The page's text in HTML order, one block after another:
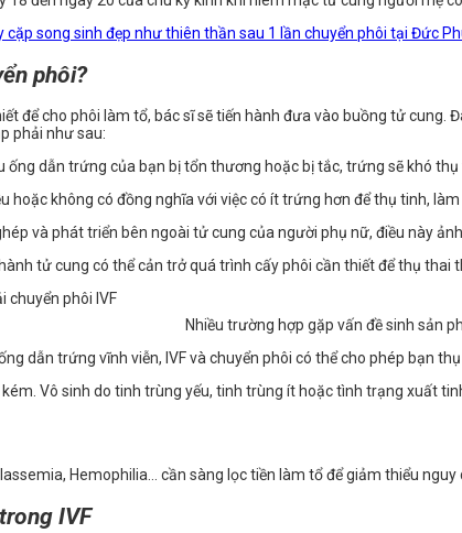
song sinh đẹp như thiên thần sau 1 lần chuyển phôi tại Đức
phôi?
để cho phôi làm tổ, bác sĩ sẽ tiến hành đưa vào buồng tử
phải như sau:
dẫn trứng của bạn bị tổn thương hoặc bị tắc, trứng sẽ khó thụ
hoặc không có đồng nghĩa với việc có ít trứng hơn để thụ tinh,
và phát triển bên ngoài tử cung của người phụ nữ, điều này
tử cung có thể cản trở quá trình cấy phôi cần thiết để thụ thai
Nhiều trường hợp gặp vấn đề sinh sản
dẫn trứng vĩnh viễn, IVF và chuyển phôi có thể cho phép bạn
Vô sinh do tinh trùng yếu, tinh trùng ít hoặc tình trạng xuất
Hemophilia… cần sàng lọc tiền làm tổ để giảm thiểu nguy
IVF